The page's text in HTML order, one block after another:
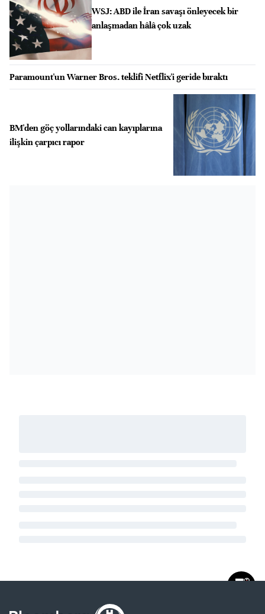
WSJ: ABD ile İran savaşı önleyecek bir
anlaşmadan hâlâ çok uzak
Paramount'un Warner Bros. teklifi Netflix'i geride bıraktı
BM'den göç yollarındaki can kayıplarına
ilişkin çarpıcı rapor